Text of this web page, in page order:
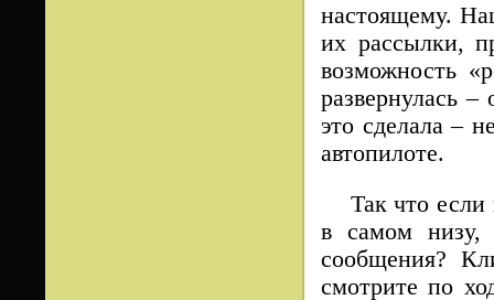
настоящему.
их рассылки,
возможность
развернулась
это сделала –
автопилоте.
Так что если
в самом низу,
сообщения?
смотрите по